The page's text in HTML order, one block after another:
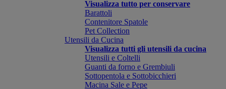
Visualizza tutto per conservare
Barattoli
Contenitore Spatole
Pet Collection
Utensili da Cucina
Visualizza tutti gli utensili da cucina
Utensili e Coltelli
Guanti da forno e Grembiuli
Sottopentola e Sottobicchieri
Macina Sale e Pepe